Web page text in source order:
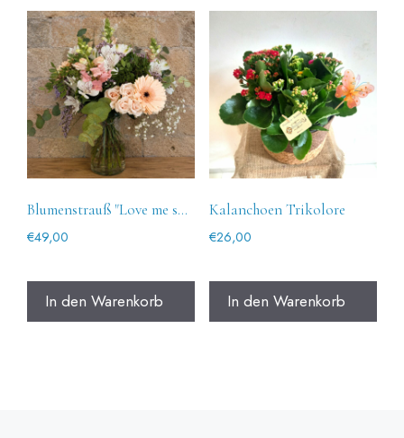
Blumenstrauß "Love me soft".
€49,00
In den Warenkorb
Kalanchoen Trikolore
€26,00
In den Warenkorb